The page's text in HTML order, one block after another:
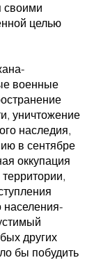
своими
целью
военные
уничтожение
наследия,
в сентябре
оккупация
населения-
других
бы побудить